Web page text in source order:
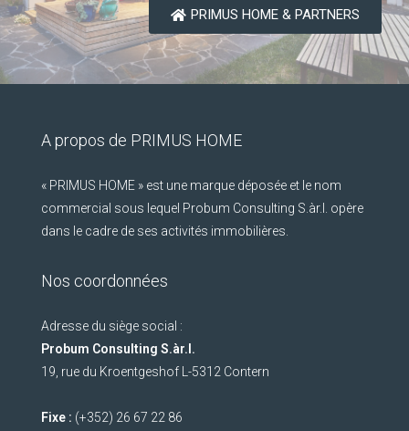
PRIMUS HOME & PARTNERS
A propos de PRIMUS HOME
« PRIMUS HOME » est une marque déposée et le nom
commercial sous lequel Probum Consulting S.àr.l. opère
dans le cadre de ses activités immobilières.
Nos coordonnées
Adresse du siège social :
Probum Consulting S.àr.l.
19, rue du Kroentgeshof L-5312 Contern
Fixe : (+352) 26 67 22 86